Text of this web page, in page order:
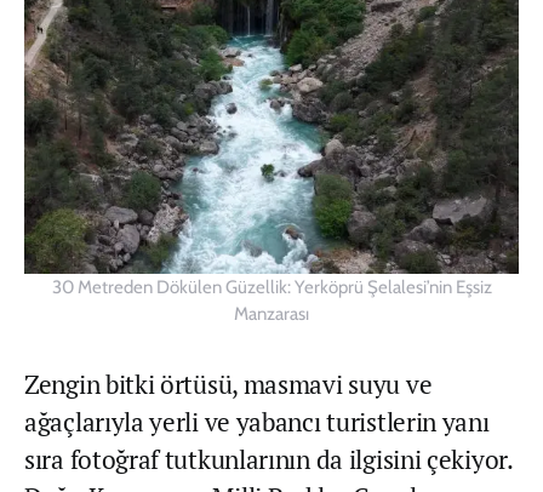
30 Metreden Dökülen Güzellik: Yerköprü Şelalesi’nin Eşsiz
Manzarası
Zengin bitki örtüsü, masmavi suyu ve
ağaçlarıyla yerli ve yabancı turistlerin yanı
sıra fotoğraf tutkunlarının da ilgisini çekiyor.